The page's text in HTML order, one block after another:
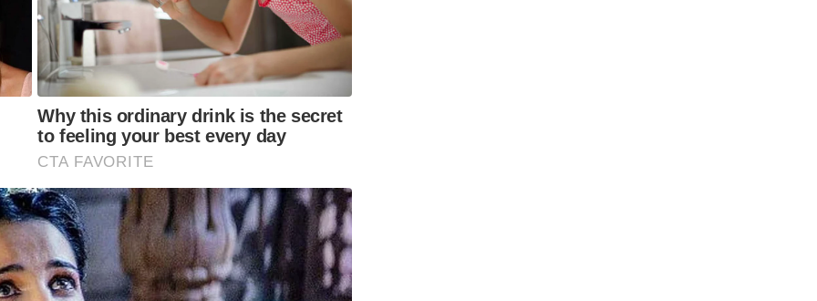
Why this ordinary drink is the secret
to feeling your best every day
CTA FAVORITE